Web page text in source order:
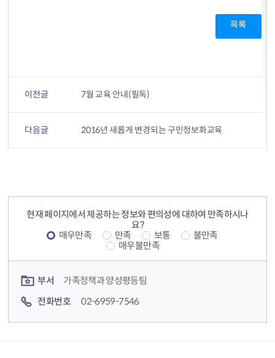
목록
이전글 7월 교육 안내(필독)
다음글 2016년 새롭게 변경되는 구민정보화교육
현재 페이지에서 제공하는 정보와 편의성에 대하여 만족하시나
요?
매우만족
만족 보통
불만족
매우불만족
부서
가족정책과 양성평등팀
전화번호
02-6959-7546